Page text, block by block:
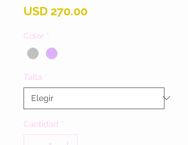
USD 270.00Precio
Color *
Talla *
Cantidad *